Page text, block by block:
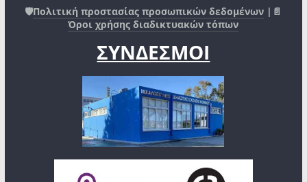
🛡️Πολιτική προστασίας προσωπικών δεδομένων |📄
Όροι χρήσης διαδικτυακών τόπων
ΣΥΝΔΕΣΜΟΙ